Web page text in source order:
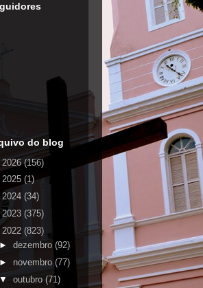
do blog
2026(156)
2025 (1)
2024 (34)
2023 (375)
2022 (823)
► dezembro (92)
► novembro (77)
▼ outubro (71)